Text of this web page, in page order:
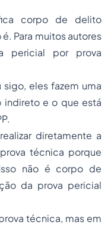
corpo de delito
Para muitos autores
pericial por prova
sigo, eles fazem uma
e o que está
diretamente a
técnica porque
não é corpo de
da prova pericial
técnica, mas em